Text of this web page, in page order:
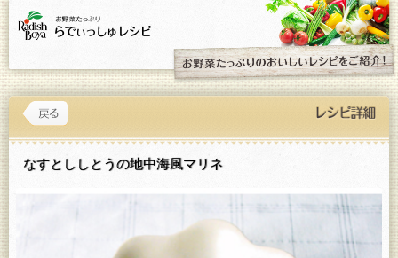
なすとししとうの地中海風マリネ